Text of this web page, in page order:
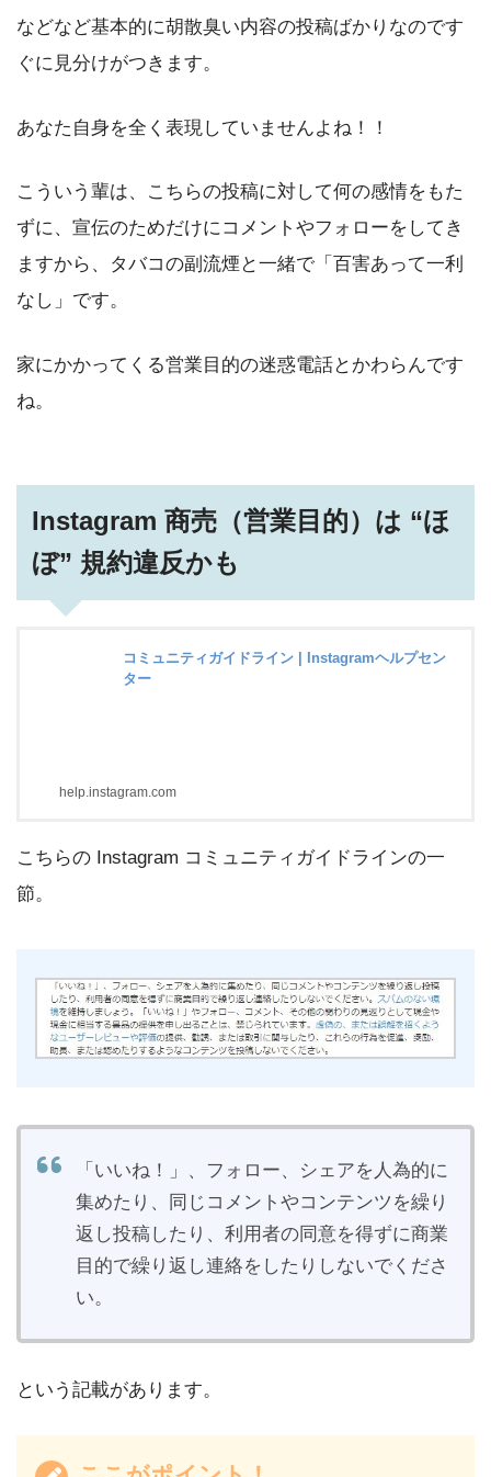
などなど基本的に胡散臭い内容の投稿ばかりなのです
ぐに見分けがつきます。
あなた自身を全く表現していませんよね！！
こういう輩は、こちらの投稿に対して何の感情をもた
ずに、宣伝のためだけにコメントやフォローをしてき
ますから、タバコの副流煙と一緒で「百害あって一利
なし」です。
家にかかってくる営業目的の迷惑電話とかわらんです
ね。
Instagram 商売（営業目的）は “ほ
ぼ” 規約違反かも
コミュニティガイドライン | Instagramヘルプセン
ター
help.instagram.com
こちらの Instagram コミュニティガイドラインの一
節。
「いいね！」、フォロー、シェアを人為的に
集めたり、同じコメントやコンテンツを繰り
返し投稿したり、利用者の同意を得ずに商業
目的で繰り返し連絡をしたりしないでくださ
い。
という記載があります。